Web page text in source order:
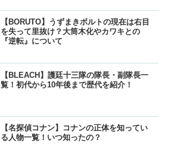
【BORUTO】うずまきボルトの現在は右目
を失って里抜け？大筒木化やカワキとの
『逆転』について
【BLEACH】護廷十三隊の隊長・副隊長一
覧！初代から10年後まで歴代を紹介！
【名探偵コナン】コナンの正体を知ってい
る人物一覧！いつ知ったの？
【BLEACH】護廷十三隊の
覧！初代から10年後まで歴
【BORUTO】九喇嘛（クラ
粒子モードとナルトとの別
【BORUTO】うずまきボル
を失って里抜け？大筒木化
【BORUTO】九喇嘛（クラ
粒子モードとナルトとの別
【BLEACH】護廷十三隊の
覧！初代から10年後まで歴
【BORUTO】うずまきボル
を失って里抜け？大筒木化
【呪術廻戦】五条悟が復活
経緯と宿儺との決戦はいつ
【鬼滅の刃】鬼舞辻無惨の
た？どうやって倒したのか
【響け！ユーフォニアム】
付き合って別れた？復縁や